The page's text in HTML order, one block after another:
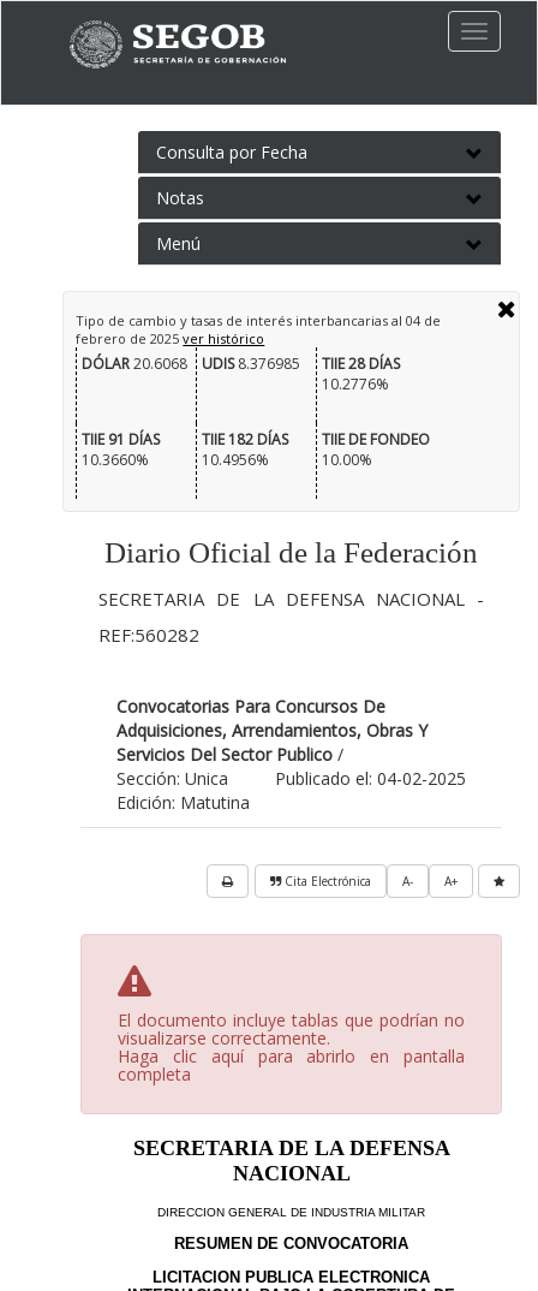
Toggle
Consulta por Fecha
Notas
Menú
Tipo de cambio y tasas de interés interbancarias al 04 de
febrero de 2025ver histórico
DÓLAR20.6068 UDIS8.376985
TIIE 28 DÍAS
10.2776%
TIIE 91 DÍAS
10.3660%
TIIE 182 DÍAS
10.4956%
TIIE DE FONDEO
10.00%
Diario Oficial de la Federación
SECRETARIA DE LA DEFENSA NACIONAL -
REF:560282
Convocatorias Para Concursos De
Adquisiciones, Arrendamientos, Obras Y
Servicios Del Sector Publico /
Publicado el: 04-02-2025
Sección: Unica
Edición: Matutina
A+
A-
Cita Electrónica
El documento incluye tablas que podrían no
visualizarse correctamente.
Haga clic aquí para abrirlo en pantalla
completa